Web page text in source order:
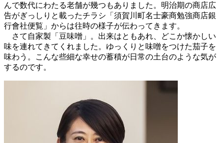
んで数代にわたる老舗が幾つもありました。明治期の商店広
告がぎっしりと載ったチラシ「須賀川町名士豪商勉強商店銀
行會社便覧」からは往時の様子が伝わってきます。
さて自家製「豆味噌」。出来はともあれ、どこか懐かしい
味を連れてきてくれました。ゆっくりと味噌をつけた茄子を
味わう。こんな些細な幸せの蓄積が日常の土台のような気が
するのです。